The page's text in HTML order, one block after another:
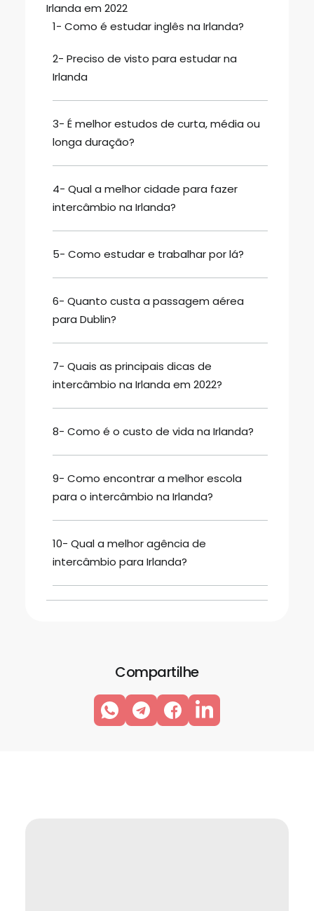
Irlanda em 2022
1- Como é estudar inglês na Irlanda?
2- Preciso de visto para estudar na
Irlanda
3- É melhor estudos de curta, média ou
longa duração?
4- Qual a melhor cidade para fazer
intercâmbio na Irlanda?
5- Como estudar e trabalhar por lá?
6- Quanto custa a passagem aérea
para Dublin?
7- Quais as principais dicas de
intercâmbio na Irlanda em 2022?
8- Como é o custo de vida na Irlanda?
9- Como encontrar a melhor escola
para o intercâmbio na Irlanda?
10- Qual a melhor agência de
intercâmbio para Irlanda?
Compartilhe